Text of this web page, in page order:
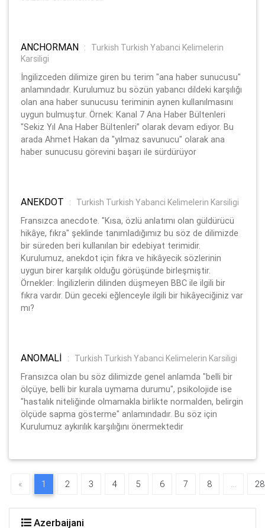
ANCHORMAN :
Turkish Turkish Yabanci Kelimelerin
Karsiligi
İngilizceden dilimize giren bu terim "ana haber sunucusu"
anlamındadır. Kurulumuz bu sözün yabancı dildeki karşılığı
olan ana haber sunucusu teriminin aynen kullanılmasını
uygun bulmuştur. Örnek: Kanal 7 Ana Haber Bültenleri
"Sekiz Yıl Ana Haber Bültenleri” olarak devam ediyor. Bu
arada Ahmet Hakan da "yılmaz savunucu" olarak ana
haber sunucusu görevini başarı ile sürdürüyor
ANEKDOT :
Turkish Turkish Yabanci Kelimelerin Karsiligi
Fransızca anecdote. "Kısa, özlü anlatımı olan güldürücü
hikâye, fıkra" şeklinde tanımladığımız bu söz de dilimizde
bir süreden beri kullanılan bir edebiyat terimidir.
Kurulumuz, anekdot için fıkra ve hikâyecik sözlerinin
uygun birer karşılık olduğu görüşünde birleşmiştir.
Örnekler: İngilizlerin dilinden düşmeyen BBC ile ilgili bir
fıkra vardır. Dün geceki eğlenceyle ilgili bir hikâyeciğiniz var
mı?
ANOMALİ :
Turkish Turkish Yabanci Kelimelerin Karsiligi
Fransızca olan bu söz dilimizde genel anlamda "belli bir
ölçüye, belli bir kurala uymama durumu", psikolojide ise
"hastalık niteliğinde olmamakla birlikte normalden, belirgin
ölçüde sapma gösterme" anlamındadır. Bu söz için
Kurulumuz aykırılık karşılığını önermektedir
« 1 2 3 4 5 6 7 8 28
Azerbaijani